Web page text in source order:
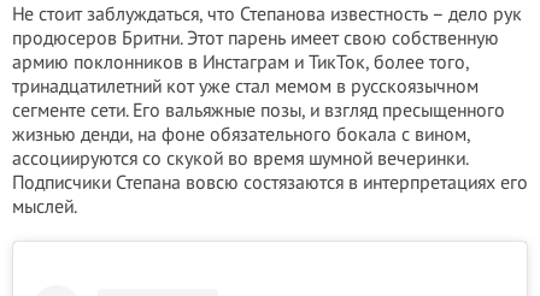
Не стоит заблуждаться, что Степанова известность – дело рук
продюсеров Бритни. Этот парень имеет свою собственную
армию поклонников в Инстаграм и ТикТок, более того,
тринадцатилетний кот уже стал мемом в русскоязычном
сегменте сети. Его вальяжные позы, и взгляд пресыщенного
жизнью денди, на фоне обязательного бокала с вином,
ассоциируются со скукой во время шумной вечеринки.
Подписчики Степана вовсю состязаются в интерпретациях его
мыслей.